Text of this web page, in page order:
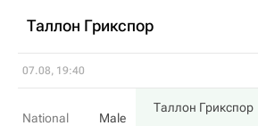
Таллон Грикспор
07.08, 19:40
National
Male
Таллон Грикспор